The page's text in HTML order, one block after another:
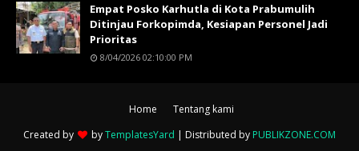
Empat Posko Karhutla di Kota Prabumulih
Ditinjau Forkopimda, Kesiapan Personel Jadi
Prioritas
8/04/2026 02:10:00 PM
Home
Tentang kami
Created by
byTemplatesYard | Distributed by PUBLIKZONE.COM